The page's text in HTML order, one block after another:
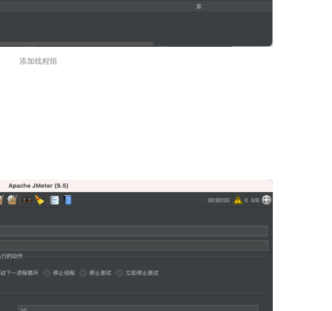
添加线程组